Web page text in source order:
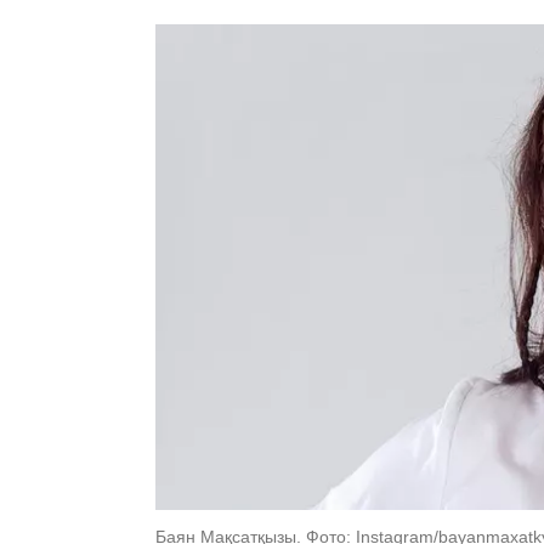
Баян Мақсатқызы. Фото: Instagram/